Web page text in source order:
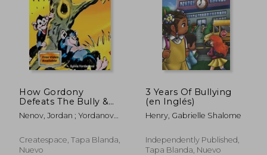
dcto. $ 30.10 dcto.
How Gordony
Defeats The Bully &
Has the Courage To
Be Who He Is?:
Beginner Readers
About Kindness,
Nenov, Jordan ; Yordanova,
Createspace, Tapa Blanda,
Nuevo
3 Years Of Bullying
(en Inglés)
Henry, Gabrielle Shalome
Independently Published,
Tapa Blanda, Nuevo